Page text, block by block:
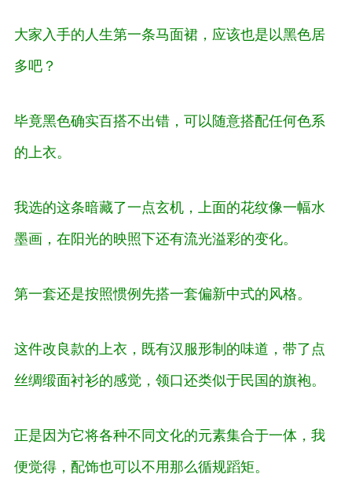
大家入手的人生第一条马面裙，应该也是以黑色居
多吧？
毕竟黑色确实百搭不出错，可以随意搭配任何色系
的上衣。
我选的这条暗藏了一点玄机，上面的花纹像一幅水
墨画，在阳光的映照下还有流光溢彩的变化。
第一套还是按照惯例先搭一套偏新中式的风格。
这件改良款的上衣，既有汉服形制的味道，带了点
丝绸缎面衬衫的感觉，领口还类似于民国的旗袍。
正是因为它将各种不同文化的元素集合于一体，我
便觉得，配饰也可以不用那么循规蹈矩。